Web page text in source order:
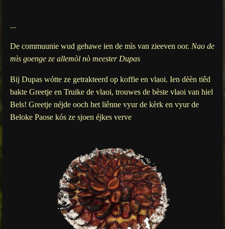
...
De commuunie wud gehawe ien de mìs van zieeven oor. Nao de
mìs goenge ze allemòl nò meester Dupas
Bij Dupas wótte ze getrakteerd op koffie en vlaoi. Ien dèèn tiêd
bakte Greetje en Truike de vlaoi, trouwes de bèste vlaoi van hiel
Bels! Greetje néjde ooch het liênne vyur de kèrk en vyur de
Beloke Paose kós ze sjoen éjkes verve